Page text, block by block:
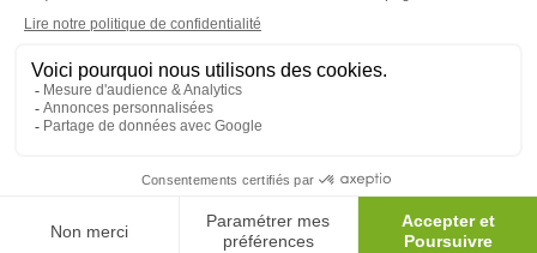
SUIVEZ-NOUS SUR :
Protection données personnelles
Nous vous informons de l'existence de la liste d'opposition
au démarchage téléphonique. Inscription surbloctel.gouv.fr
© 2026 Retraite Plus - Tous droits réservés - Plan du site